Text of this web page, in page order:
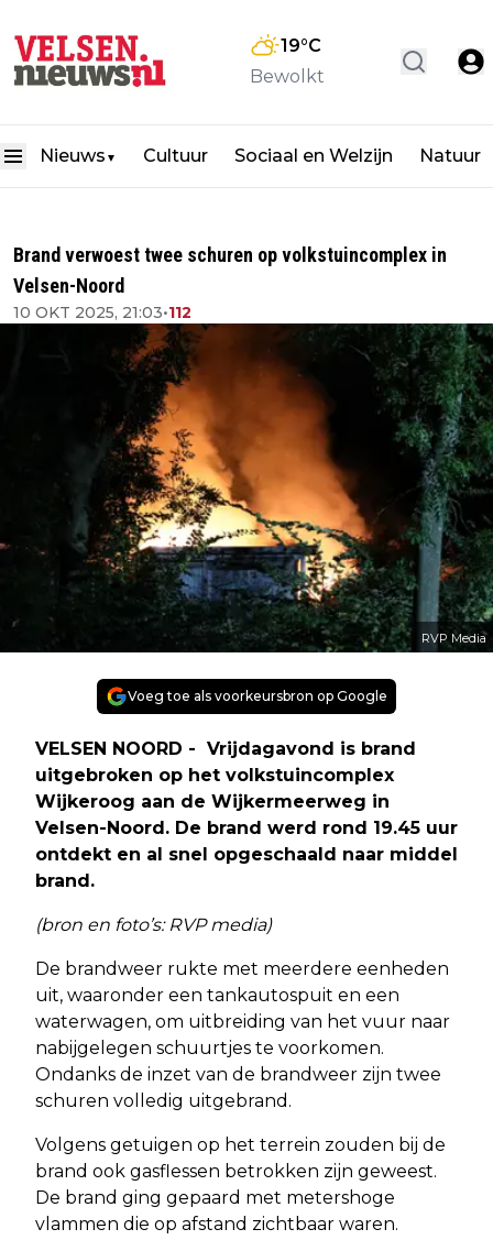
19°C
Bewolkt
Nieuws ▼ Cultuur Sociaal en Welzijn Natuur
Brand verwoest twee schuren op volkstuincomplex in
Velsen-Noord
10 OKT 2025, 21:03•112
RVP Media
Voeg toe als voorkeursbron op Google
VELSEN NOORD - Vrijdagavond is brand
uitgebroken op het volkstuincomplex
Wijkeroog aan de Wijkermeerweg in
Velsen-Noord. De brand werd rond 19.45 uur
ontdekt en al snel opgeschaald naar middel
brand.
(bron en foto’s: RVP media)
De brandweer rukte met meerdere eenheden
uit, waaronder een tankautospuit en een
waterwagen, om uitbreiding van het vuur naar
nabijgelegen schuurtjes te voorkomen.
Ondanks de inzet van de brandweer zijn twee
schuren volledig uitgebrand.
Volgens getuigen op het terrein zouden bij de
brand ook gasflessen betrokken zijn geweest.
De brand ging gepaard met metershoge
vlammen die op afstand zichtbaar waren.